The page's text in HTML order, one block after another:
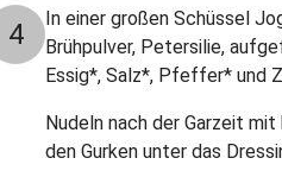
4
In einer großen Schüssel
Brühpulver, Petersilie,
Essig*, Salz*, Pfeffer* und
Nudeln nach der Garzeit
den Gurken unter das